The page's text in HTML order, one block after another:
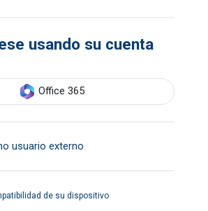
usando su cuenta
Office 365
usuario externo
de su dispositivo